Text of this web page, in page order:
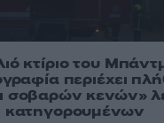
κτίριο του
περιέχει
σοβαρών κενών»
κατηγορουμένων